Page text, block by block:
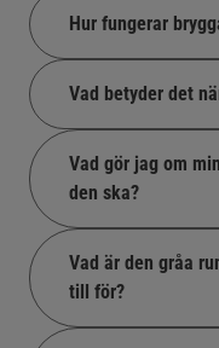
Hur fungerar
Vad betyder det
Vad gör jag om
den ska?
Vad är den gråa
till för?